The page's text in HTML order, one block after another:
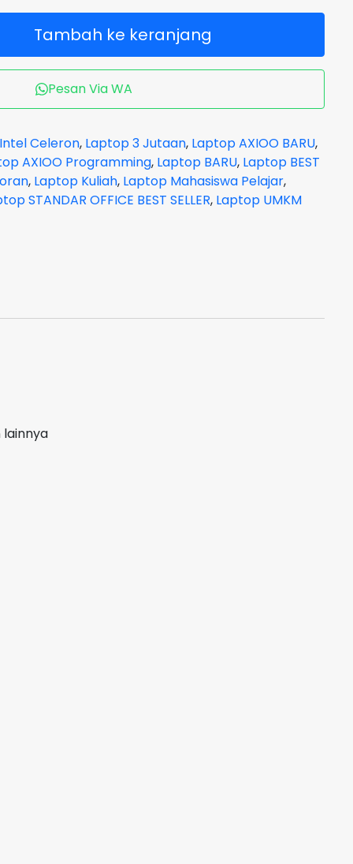
Tambah ke keranjang
Pesan Via WA
Intel Celeron, Laptop 3 Jutaan, Laptop AXIOO BARU,
AXIOO Programming, Laptop BARU, Laptop BEST
, Laptop Kuliah, Laptop Mahasiswa Pelajar,
STANDAR OFFICE BEST SELLER, Laptop UMKM
lainnya